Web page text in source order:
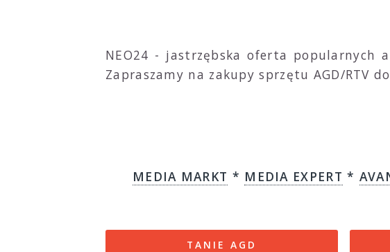
NEO24 - jastrzębska oferta popularnych
Zapraszamy na zakupy sprzętu AGD/RTV
MEDIA MARKT * MEDIA EXPERT *
TANIE AGD